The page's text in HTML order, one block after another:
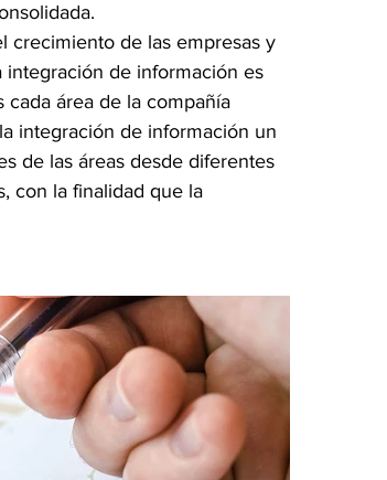
crecimiento de las empresas y
integración de información es
área de la compañía
integración de información un
de las áreas desde diferentes
con la finalidad que la